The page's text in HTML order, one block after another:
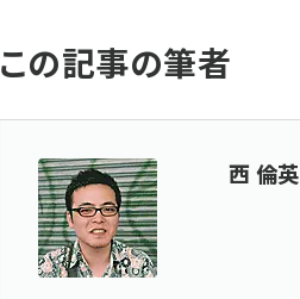
この記事の筆者
西 倫英